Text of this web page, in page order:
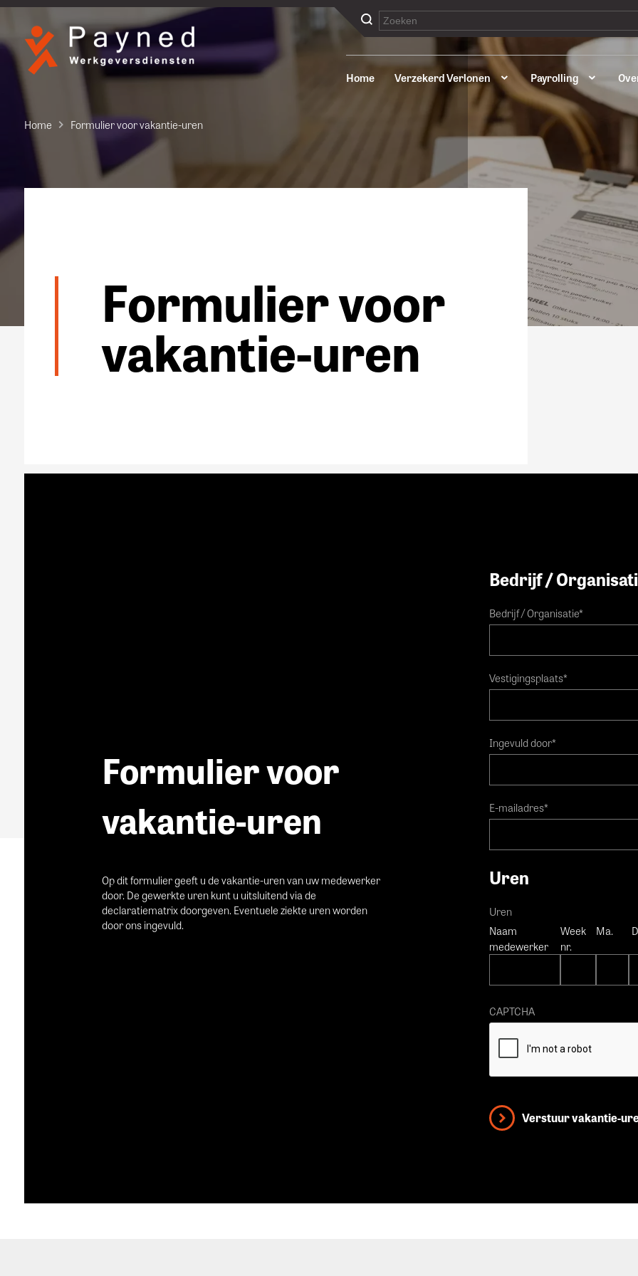
Home Verzekerd Verlonen Payrolling
Home Formulier voor vakantie-uren
Formulier voor
vakantie-uren
Formulier voor
vakantie-uren
Op dit formulier geeft u de vakantie-uren van uw medewerker
door. De gewerkte uren kunt u uitsluitend via de
declaratiematrix doorgeven. Eventuele ziekte uren worden
door ons ingevuld.
Bedrijf /
Bedrijf / Organisatie*
Vestigingsplaats*
Ingevuld door*
E-mailadres*
Uren
Uren
Naam
medewerker
Week
nr.
Ma.
CAPTCHA